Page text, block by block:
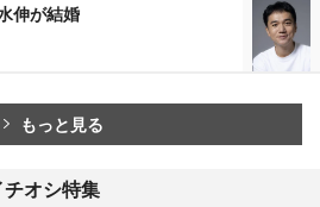
伸が結婚
もっと見る
オシ特集